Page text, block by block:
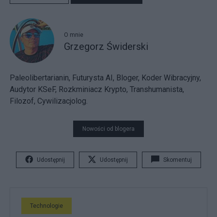
O mnie
Grzegorz Świderski
Paleolibertarianin, Futurysta AI, Bloger, Koder Wibracyjny,
Audytor KSeF, Rozkminiacz Krypto, Transhumanista,
Filozof, Cywilizacjolog.
Nowości od blogera
Udostępnij Udostępnij Skomentuj
Technologie